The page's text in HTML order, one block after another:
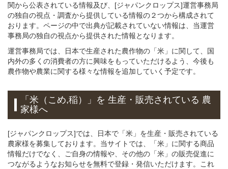
関から公表されている情報及び、[ジャパンクロップス]運営事務局
の独自の視点・調査から提供している情報の２つから構成されて
おります。ページの中で出典が記載されていない情報は、当運営
事務局の独自の視点から提供された情報となります。
運営事務局では、日本で生産された農作物の「米」に関して、国
内外の多くの消費者の方に興味をもっていただけるよう、今後も
農作物や農業に関する様々な情報を追加していく予定です。
「米（こめ,稲）」 を 生産・販売されている 農
家様へ
[ジャパンクロップス]では、日本で「米」を生産・販売されている
農家様を募集しております。当サイトでは、「米」に関する商品
情報だけでなく、ご自身の情報や、その他の「米」の販売促進に
つながるようなお知らせを無料で登録・発信いただけます。これ